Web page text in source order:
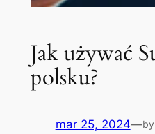
Jak używać
polsku?
mar 25, 2024—by